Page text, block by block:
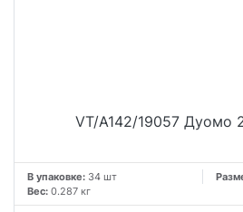
VT/A142/19057 Дуомо
В упаковке: 34 шт
Вес: 0.287 кг